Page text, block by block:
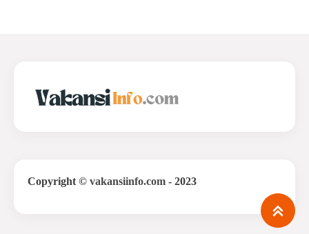
Copyright © vakansiinfo.com - 2023